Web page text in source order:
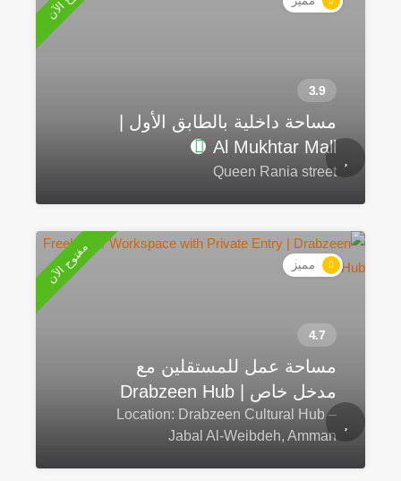
مساحة داخلية بالطابق الأول |
Al Mukhtar Mall
Queen Rania street
مميز مفتوح الآن
مساحة عمل للمستقلين مع
مدخل خاص | Drabzeen Hub
Location: Drabzeen Cultural Hub –
Jabal Al-Weibdeh, Amman